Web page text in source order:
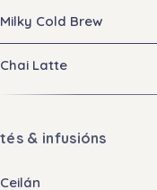
Milky Cold Brew
Chai Latte
tés & infusións
Ceilán